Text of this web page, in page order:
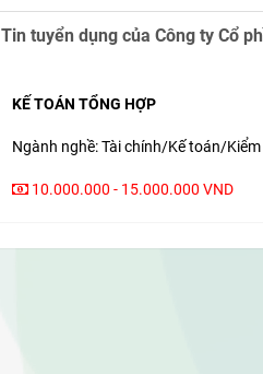
Tin tuyển dụng của Công ty Cổ
KẾ TOÁN TỔNG HỢP
Ngành nghề: Tài chính/Kế toán/
10.000.000 - 15.000.000 VND